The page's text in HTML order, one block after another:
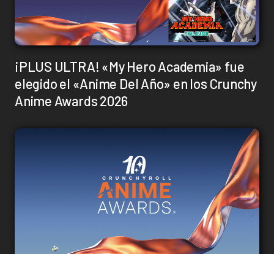
¡PLUS ULTRA! «My Hero Academia» fue
elegido el «Anime Del Año» en los Crunchy
Anime Awards 2026